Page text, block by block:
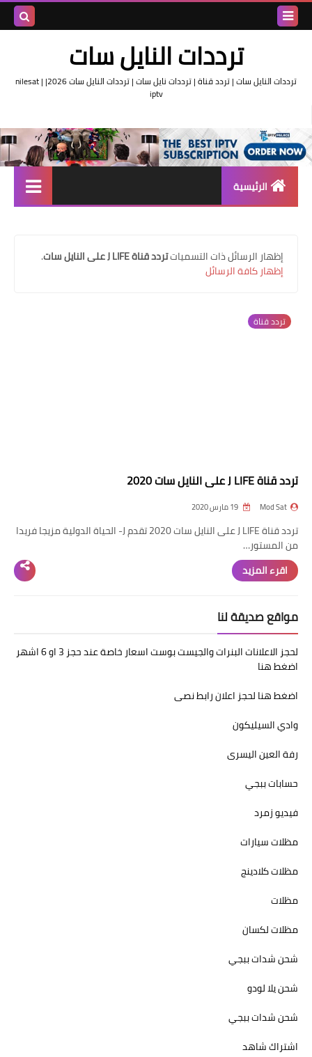
ترددات النايل سات
ترددات النايل سات | تردد قناة | ترددات نايل سات | ترددات النايل سات 2026| nilesat |
iptv
الرئيسية
اقوى ترددات النايل سات
‏إظهار الرسائل ذات التسمياتتردد قناة J LIFE على النايل سات
.
إظهار كافة الرسائل
تردد قناة
تردد قناة J LIFE على النايل سات 2020
Mod Sat
تردد قناة J LIFE على النايل سات 2020 تقدم J- الحياة الدولية مزيجا فريدا
من المستور…
اقرء المزيد
مواقع صديقة لنا
لحجز الاعلانات البنرات والجيست بوست اسعار خاصة عند حجز 3 او 6 اشهر
اضغط هنا
اضغط هنا لحجز اعلان رابط نصى
وادي السيليكون
رفة العين اليسرى
حسابات ببجي
فيديو زمرد
مظلات سيارات
مظلات كلادينج
مظلات
مظلات لكسان
شحن شدات ببجي
شحن يلا لودو
شحن شدات ببجي
اشتراك شاهد